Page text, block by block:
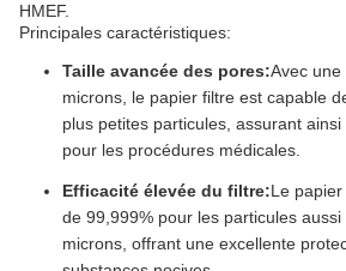
HMEF.
Principales caractéristiques:
Taille avancée des pores:Avec
microns, le papier filtre est capable
plus petites particules, assurant
pour les procédures médicales.
Efficacité élevée du filtre:Le
de 99,999% pour les particules
microns, offrant une excellente